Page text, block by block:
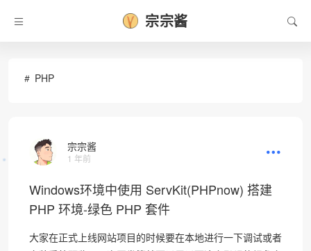
宗宗酱
PHP
宗宗酱
1 年前
Windows环境中使用 ServKit(PHPnow) 搭建
PHP 环境-绿色 PHP 套件
大家在正式上线网站项目的时候要在本地进行一下调试或者